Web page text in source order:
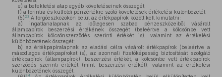
e) a befektetési alap egyéb követeléseinek összegét;
f) a forintra és külföldi pénzértékre szóló követelések értékelési különbözetét.
(5) 23 A forgóeszközökön belül az értékpapírok között kell kimutatni:
a) ingatlanalapnak az időlegesen szabad pénzeszközeiből vásárolt
állampapírok beszerzési értékének összegét (beleértve a kölcsönbe vett
állampapírok kölcsönszerződés szerinti értékét is), valamint az értékelési
különbözetének összegét;
b) az értékpapíralapnak az eladási célra vásárolt értékpapírok (beleértve a
másodlagos értékpapírokat is), az azonnali fizetőképesség biztosítását szolgáló
értékpapírok (állampapírok), beszerzési értékét, a kölcsönbe vett értékpapírok
szerződés szerinti értékét (mint beszerzési értékét), valamint az értékelési
különbözetének összegét.
24